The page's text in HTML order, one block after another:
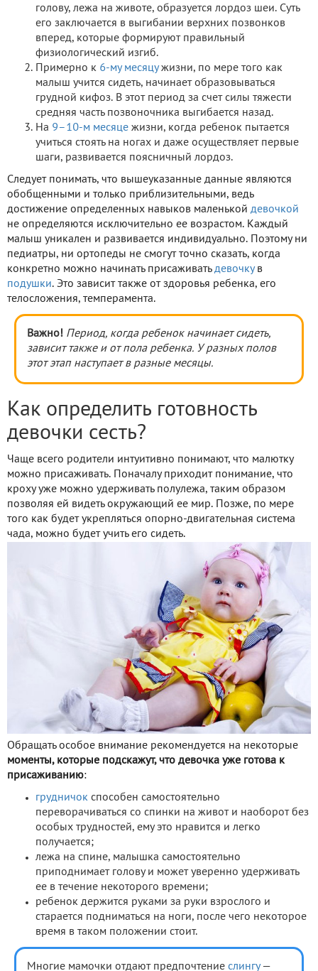
голову, лежа на животе, образуется лордоз шеи. Суть
его заключается в выгибании верхних позвонков
вперед, которые формируют правильный
физиологический изгиб.
Примерно к 6-му месяцужизни, по мере того как
малыш учится сидеть, начинает образовываться
грудной кифоз. В этот период за счет силы тяжести
средняя часть позвоночника выгибается назад.
На 9–10-м месяце жизни, когда ребенок пытается
учиться стоять на ногах и даже осуществляет первые
шаги, развивается поясничный лордоз.
Следует понимать, что вышеуказанные данные являются
обобщенными и только приблизительными, ведь
достижение определенных навыков маленькой девочкой
не определяются исключительно ее возрастом. Каждый
малыш уникален и развивается индивидуально. Поэтому ни
педиатры, ни ортопеды не смогут точно сказать, когда
конкретно можно начинать присаживать девочкув
подушки. Это зависит также от здоровья ребенка, его
телосложения, темперамента.
Важно! Период, когда ребенок начинает сидеть,
зависит также и от пола ребенка. У разных полов
этот этап наступает в разные месяцы.
Как определить готовность
девочки сесть?
Чаще всего родители интуитивно понимают, что малютку
можно присаживать. Поначалу приходит понимание, что
кроху уже можно удерживать полулежа, таким образом
позволяя ей видеть окружающий ее мир. Позже, по мере
того как будет укрепляться опорно-двигательная система
чада, можно будет учить его сидеть.
Обращать особое внимание рекомендуется на некоторые
моменты, которые подскажут, что девочка уже готова к
присаживанию:
грудничок способен самостоятельно
переворачиваться со спинки на живот и наоборот без
особых трудностей, ему это нравится и легко
получается;
лежа на спине, малышка самостоятельно
приподнимает голову и может уверенно удерживать
ее в течение некоторого времени;
ребенок держится руками за руки взрослого и
старается подниматься на ноги, после чего некоторое
время в таком положении стоит.
Многие мамочки отдают предпочтение слингу—